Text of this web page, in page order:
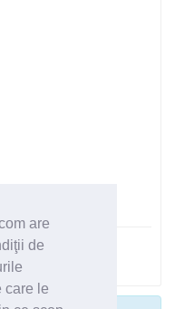
are
de
care le